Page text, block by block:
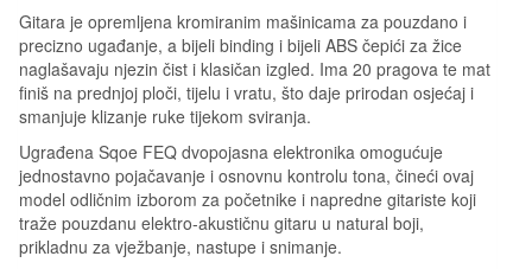
Gitara je opremljena kromiranim mašinicama za pouzdano i
precizno ugađanje, a bijeli binding i bijeli ABS čepići za žice
naglašavaju njezin čist i klasičan izgled. Ima 20 pragova te mat
finiš na prednjoj ploči, tijelu i vratu, što daje prirodan osjećaj i
smanjuje klizanje ruke tijekom sviranja.
Ugrađena Sqoe FEQ dvopojasna elektronika omogućuje
jednostavno pojačavanje i osnovnu kontrolu tona, čineći ovaj
model odličnim izborom za početnike i napredne gitariste koji
traže pouzdanu elektro-akustičnu gitaru u natural boji,
prikladnu za vježbanje, nastupe i snimanje.